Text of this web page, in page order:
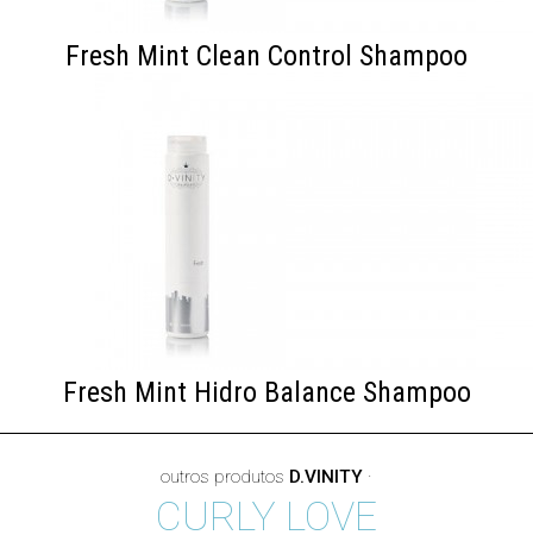
Fresh Mint Clean Control Shampoo
Fresh Mint Hidro Balance Shampoo
outros produtos D.VINITY ·
CURLY LOVE